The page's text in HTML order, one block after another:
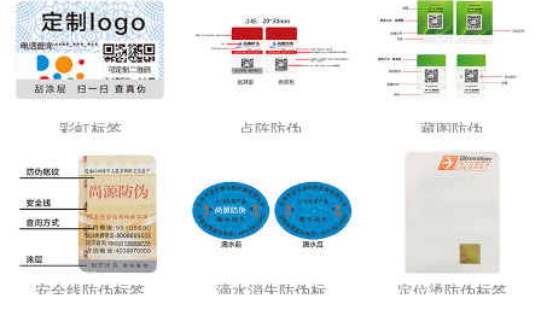
彩虹标签 点阵防伪 藏图防伪
安全线防伪标签 滴水消失防伪标 定位烫防伪标签